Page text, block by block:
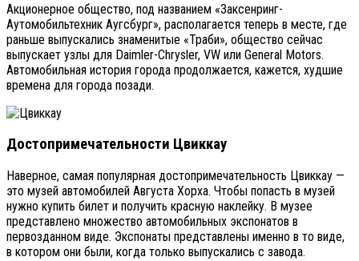
Акционерное общество, под названием «Заксенринг-
Аутомобильтехник Аугсбург», располагается теперь в месте, где
раньше выпускались знаменитые «Траби», общество сейчас
выпускает узлы для Daimler-Chrysler, VW или General Motors.
Автомобильная история города продолжается, кажется, худшие
времена для города позади.
Достопримечательности Цвиккау
Наверное, самая популярная достопримечательность Цвиккау —
это музей автомобилей Августа Хорха. Чтобы попасть в музей
нужно купить билет и получить красную наклейку. В музее
представлено множество автомобильных экспонатов в
первозданном виде. Экспонаты представлены именно в то виде,
в котором они были, когда только выпускались с завода.